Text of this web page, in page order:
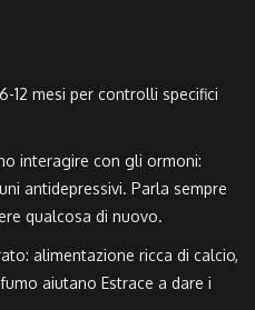
12 mesi per controlli specifici
interagire con gli ormoni:
antidepressivi. Parla sempre
qualcosa di nuovo.
alimentazione ricca di calcio,
aiutano Estrace a dare i